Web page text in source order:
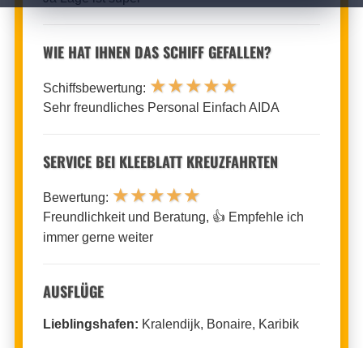
WIE HAT IHNEN DAS SCHIFF GEFALLEN?
Schiffsbewertung: ★★★★★
Sehr freundliches Personal Einfach AIDA
SERVICE BEI KLEEBLATT KREUZFAHRTEN
Bewertung: ★★★★★
Freundlichkeit und Beratung, 👍 Empfehle ich
immer gerne weiter
AUSFLÜGE
Lieblingshafen: Kralendijk, Bonaire, Karibik